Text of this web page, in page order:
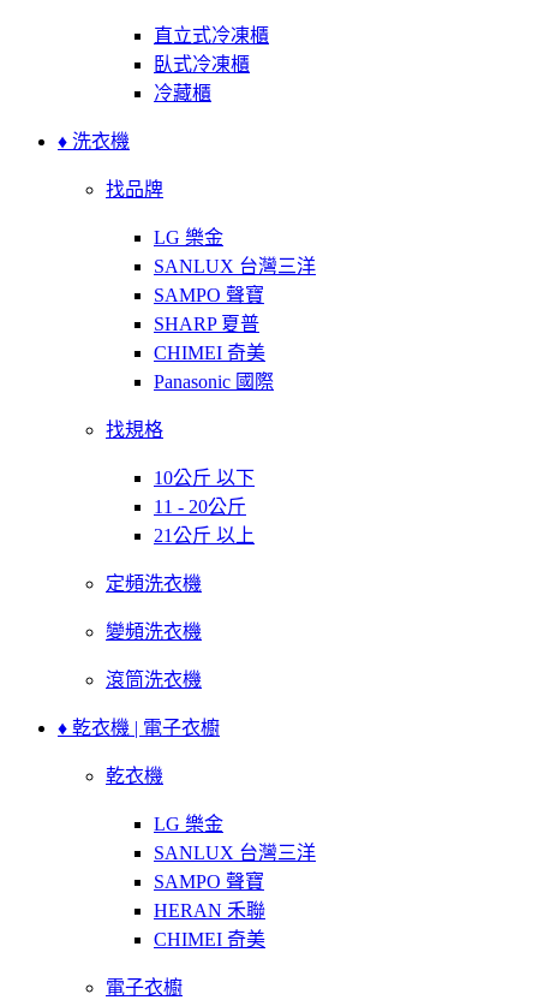
直立式冷凍櫃
臥式冷凍櫃
冷藏櫃
♦ 洗衣機
找品牌
LG 樂金
SANLUX 台灣三洋
SAMPO 聲寶
SHARP 夏普
CHIMEI 奇美
Panasonic 國際
找規格
10公斤 以下
11 - 20公斤
21公斤 以上
定頻洗衣機
變頻洗衣機
滾筒洗衣機
♦ 乾衣機 | 電子衣櫥
乾衣機
LG 樂金
SANLUX 台灣三洋
SAMPO 聲寶
HERAN 禾聯
CHIMEI 奇美
電子衣櫥